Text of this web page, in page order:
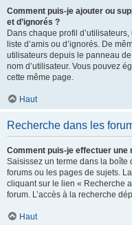
Comment puis-je ajouter ou
et d’ignorés ?
Dans chaque profil
liste d’amis ou d’ignorés. De
utilisateurs depuis le panneau
nom d’utilisateur. Vous pouvez
cette même page.
Haut
Recherche dans les
Comment puis-je effectuer une
Saisissez un terme dans la boîte
forums ou les pages de sujets.
cliquant sur le lien « Recherche
forum. L’accès à la recherche
Haut